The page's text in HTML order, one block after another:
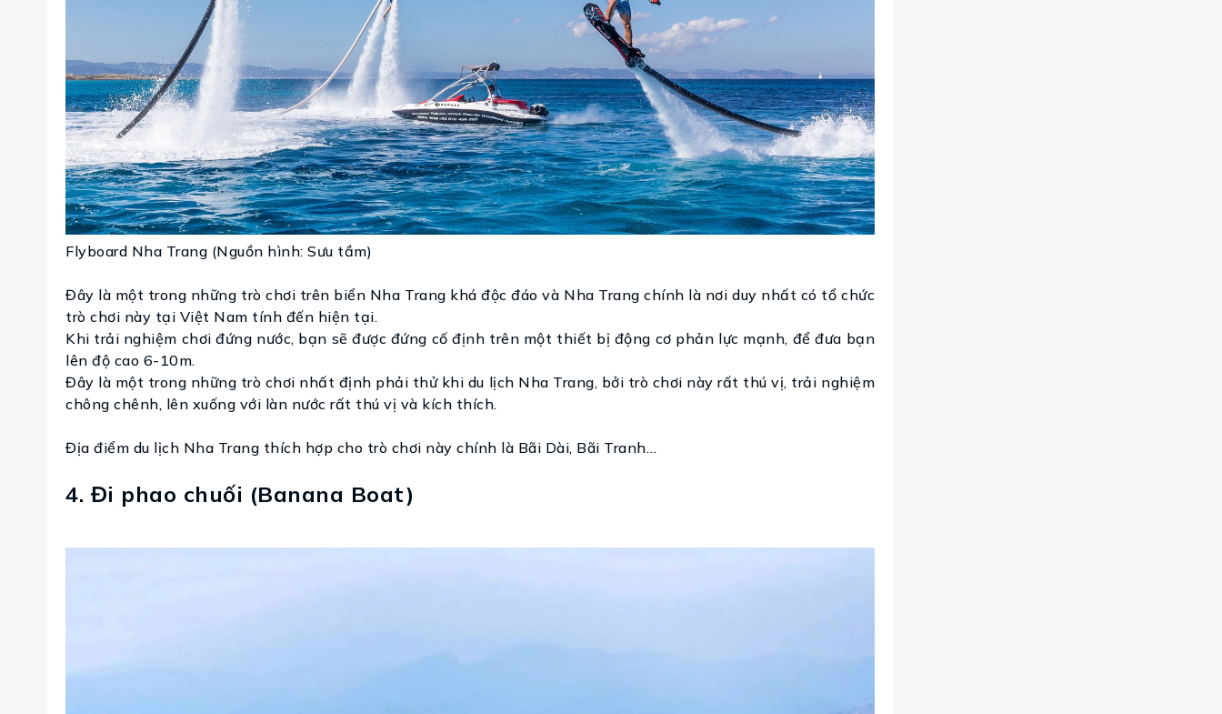
Flyboard Nha Trang (Nguồn hình: Sưu tầm)
Đây là một trong những trò chơi trên biển Nha Trang khá độc đáo và Nha Trang chính là nơi duy nhất có tổ chức
trò chơi này tại Việt Nam tính đến hiện tại.
Khi trải nghiệm chơi đứng nước, bạn sẽ được đứng cố định trên một thiết bị động cơ phản lực mạnh, để đưa bạn
lên độ cao 6-10m.
Đây là một trong những trò chơi nhất định phải thử khi du lịch Nha Trang, bởi trò chơi này rất thú vị, trải nghiệm
chông chênh, lên xuống với làn nước rất thú vị và kích thích.
Địa điểm du lịch Nha Trang thích hợp cho trò chơi này chính là Bãi Dài, Bãi Tranh…
4. Đi phao chuối (Banana Boat)